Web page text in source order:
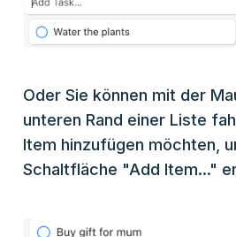
Oder Sie können mit der
unteren Rand einer Liste
Item hinzufügen möchten,
Schaltfläche "Add Item..."